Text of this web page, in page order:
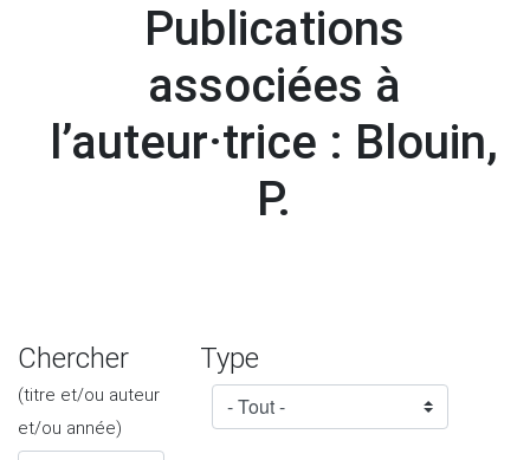
Publications
associées à
l’auteur·trice : Blouin,
P.
Chercher
(titre et/ou auteur
et/ou année)
Type